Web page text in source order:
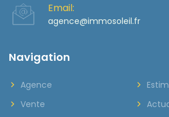
Email:
agence@immosoleil.fr
Navigation
Agence
Vente